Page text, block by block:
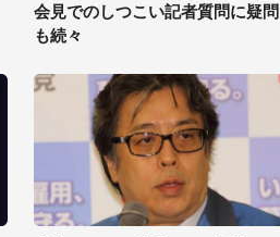
会見でのしつこい記者質問に疑問
も続々